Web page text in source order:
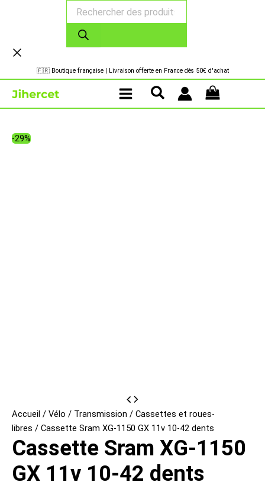
produits
🇫🇷 Boutique française | Livraison offerte en France dès 50€ d'achat
-29%
Accueil / Vélo / Transmission / Cassettes et roues-
libres / Cassette Sram XG-1150 GX 11v 10-42 dents
Cassette Sram XG-1150
GX 11v 10-42 dents